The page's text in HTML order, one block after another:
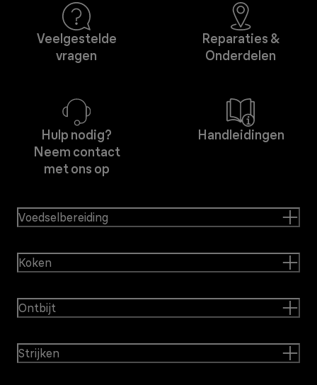
Veelgestelde
vragen
Reparaties &
Onderdelen
Hulp nodig?
Neem contact
met ons op
Handleidingen
Voedselbereiding
Koken
Ontbijt
Strijken